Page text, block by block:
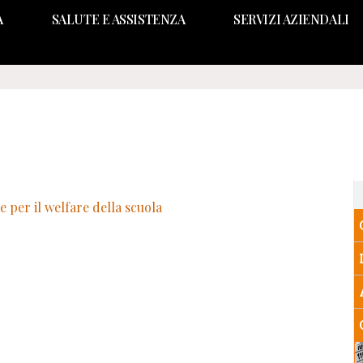
SALUTE E ASSISTENZA SERVIZI AZIENDALI
per il welfare della scuola